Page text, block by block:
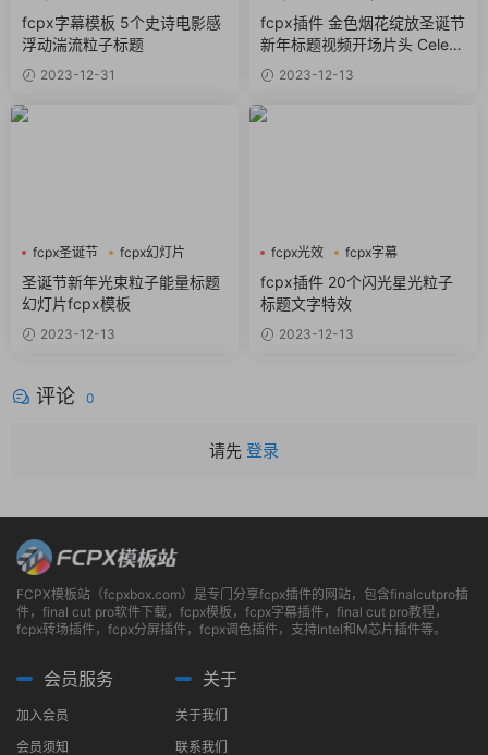
fcpx字幕模板 5个史诗电影感
浮动湍流粒子标题
2023-12-31
fcpx片头
fcpx插件 金色烟花绽放圣诞节
新年标题视频开场片头 Celebr
ate Christmas
2023-12-13
fcpx圣诞节
fcpx幻灯片
粒子
圣诞节新年光束粒子能量标题
幻灯片fcpx模板
2023-12-13
fcpx光效
fcpx字幕
fcpx文字特效
fcpx插件 20个闪光星光粒子
标题文字特效
2023-12-13
评论 0
请先 登录
FCPX模板站（fcpxbox.com）是专门分享fcpx插件的网站，包含finalcutpro插
件，final cut pro软件下载，fcpx模板，fcpx字幕插件，final cut pro教程，
fcpx转场插件，fcpx分屏插件，fcpx调色插件，支持Intel和M芯片插件等。
会员服务
加入会员
会员须知
关于
关于我们
联系我们